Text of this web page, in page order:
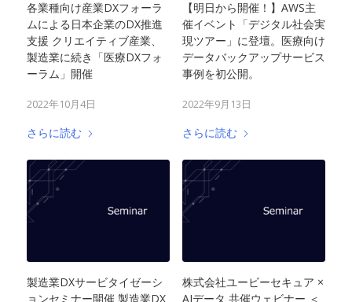
各業種向け産業DXフォーラ
ムによる日本企業のDX推進
支援 クリエイティブ産業、
製造業に続き「医療DXフォ
ーラム」開催
2022年10月4日
さらに読む
【明日から開催！】AWS主
催イベント「デジタル社会実
現ツアー」に登壇。医療向け
データバックアップサービス
事例を初公開。
2022年9月13日
さらに読む
製造業DXサービタイゼーシ
ョンセミナー開催 製造業DX
株式会社ユービーセキュア ×
AIデータ 共催ウェビナー ＜